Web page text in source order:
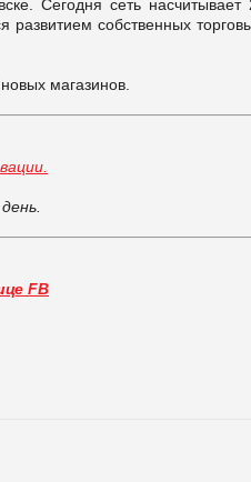
Сегодня сеть
развитием собственных
магазинов.
FB